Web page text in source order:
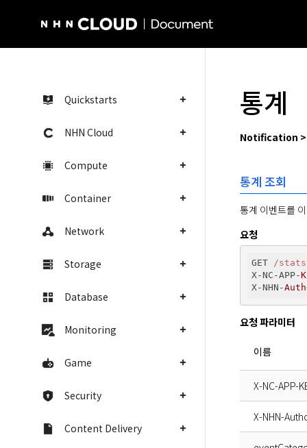
Quickstarts
NHN Cloud
Compute
Container
Network
Storage
Database
Monitoring
Game
Security
Content Delivery
통계
Notification >
통계 조회
통계 이벤트를
요청
GET /
X-NC-APP-
X-NHN-
요청 파라미터
이름
X-NC-APP-
X-NHN-